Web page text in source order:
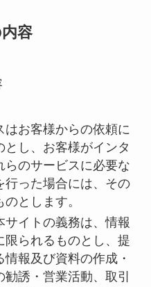
容
お客様からの依頼に
し、お客様がインタ
らのサービスに必要な
行った場合には、その
とします。
イトの義務は、情報
限られるものとし、提
報及び資料の作成・
誘・営業活動、取引